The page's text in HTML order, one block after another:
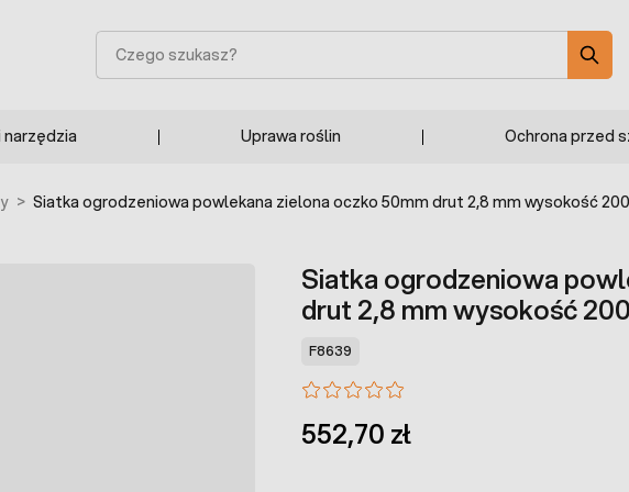
Szukaj
narzędzia Uprawa roślin Ochrona przed
> Siatka ogrodzeniowa powlekana zielona oczko 50mm drut 2,8 mm wysokość
Siatka ogrodzeniowa
drut 2,8 mm wysokość
F8639
552,70 zł